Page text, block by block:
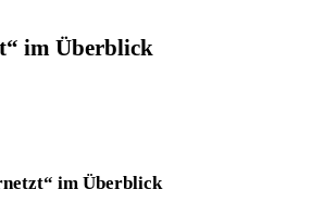
im Überblick
im Überblick